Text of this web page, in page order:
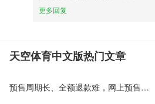
更多回复
天空体育中文版热门文章
预售周期长、全额退款难，网上预售票套路埋得深